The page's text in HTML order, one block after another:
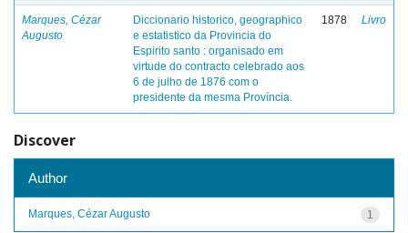
Marques, Cézar
Augusto
Diccionario historico, geographico
e estatistico da Provincia do
Espirito santo : organisado em
virtude do contracto celebrado aos
6 de julho de 1876 com o
presidente da mesma Província.
1878 Livro
Discover
Author
1
Marques, Cézar Augusto